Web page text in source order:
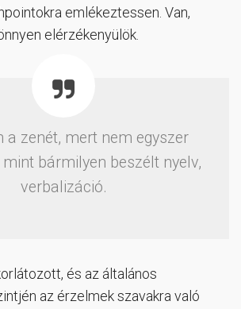
emlékeztessen. Van,
elérzékenyülök.
a zenét, mert nem egyszer
mint bármilyen beszélt nyelv,
verbalizáció.
és az általános
az érzelmek szavakra való